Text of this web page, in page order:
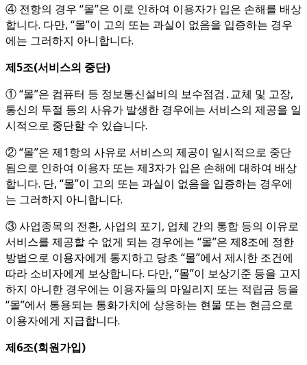
④ 전항의 경우 “몰”은 이로 인하여 이용자가 입은 손해를 배상
합니다. 다만, “몰”이 고의 또는 과실이 없음을 입증하는 경우
에는 그러하지 아니합니다.
제5조(서비스의 중단)
① “몰”은 컴퓨터 등 정보통신설비의 보수점검․교체 및 고장,
통신의 두절 등의 사유가 발생한 경우에는 서비스의 제공을 일
시적으로 중단할 수 있습니다.
② “몰”은 제1항의 사유로 서비스의 제공이 일시적으로 중단
됨으로 인하여 이용자 또는 제3자가 입은 손해에 대하여 배상
합니다. 단, “몰”이 고의 또는 과실이 없음을 입증하는 경우에
는 그러하지 아니합니다.
③ 사업종목의 전환, 사업의 포기, 업체 간의 통합 등의 이유로
서비스를 제공할 수 없게 되는 경우에는 “몰”은 제8조에 정한
방법으로 이용자에게 통지하고 당초 “몰”에서 제시한 조건에
따라 소비자에게 보상합니다. 다만, “몰”이 보상기준 등을 고지
하지 아니한 경우에는 이용자들의 마일리지 또는 적립금 등을
“몰”에서 통용되는 통화가치에 상응하는 현물 또는 현금으로
이용자에게 지급합니다.
제6조(회원가입)